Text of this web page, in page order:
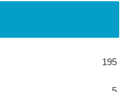
195